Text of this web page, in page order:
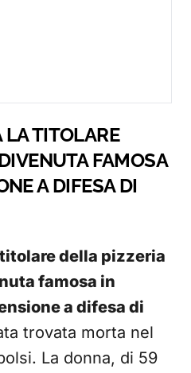
LA TITOLARE
FAMOSA
A DIFESA DI
titolare della pizzeria
famosa in
a difesa di
trovata morta nel
La donna, di 59